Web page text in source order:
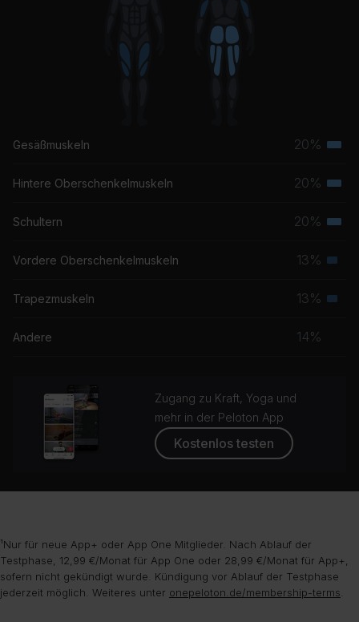
Gesäßmuskeln 20%
Hintere Oberschenkelmuskeln 20%
Schultern 20%
Vordere Oberschenkelmuskeln 13%
Trapezmuskeln 13%
Andere 14%
Zugang zu Kraft, Yoga und
mehr in der Peloton App
Kostenlos testen
¹Nur für neue App+ oder App One Mitglieder. Nach Ablauf der
Testphase, 12,99 €/Monat für App One oder 28,99 €/Monat für App+,
sofern nicht gekündigt wurde. Kündigung vor Ablauf der Testphase
jederzeit möglich. Weiteres unter onepeloton.de/membership-terms